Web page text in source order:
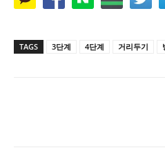
TAGS 3단계 4단계 거리두기